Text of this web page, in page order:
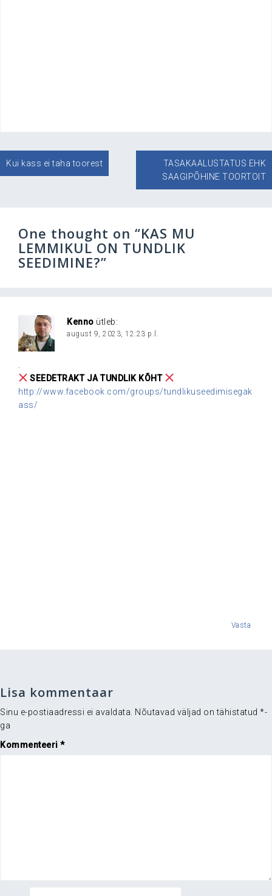
Navigeerimine
Kui kass ei taha toorest
TASAKAALUSTATUS EHK
SAAGIPÕHINE TOORTOIT
One thought on “KAS MU
LEMMIKUL ON TUNDLIK
SEEDIMINE?”
Kenno ütleb:
august 9, 2023, 12:23 p.l.
SEEDETRAKT JA TUNDLIK KÕHT
http://www.facebook.com/groups/tundlikuseedimisegak
ass/
Vasta
Lisa kommentaar
Sinu e-postiaadressi ei avaldata. Nõutavad väljad on tähistatud *-
ga
Kommenteeri *